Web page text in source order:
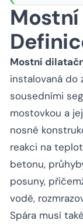
Mostní
instalovaná do
sousedními
mostovkou a
nosné
reakci na
betonu,
posuny,
vodě,
Spára musí